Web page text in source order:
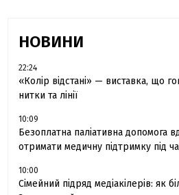
НОВИНИ
22:24
«Колір відстані» — виставка, що
нитки та лінії
10:09
Безоплатна паліативна допомога
отримати медичну підтримку під
10:00
Сімейний підряд медіакілерів: як